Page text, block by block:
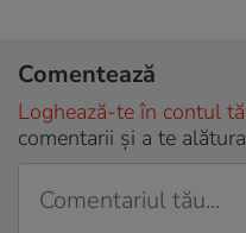
Comentează
Loghează-te în contul
comentarii și a te